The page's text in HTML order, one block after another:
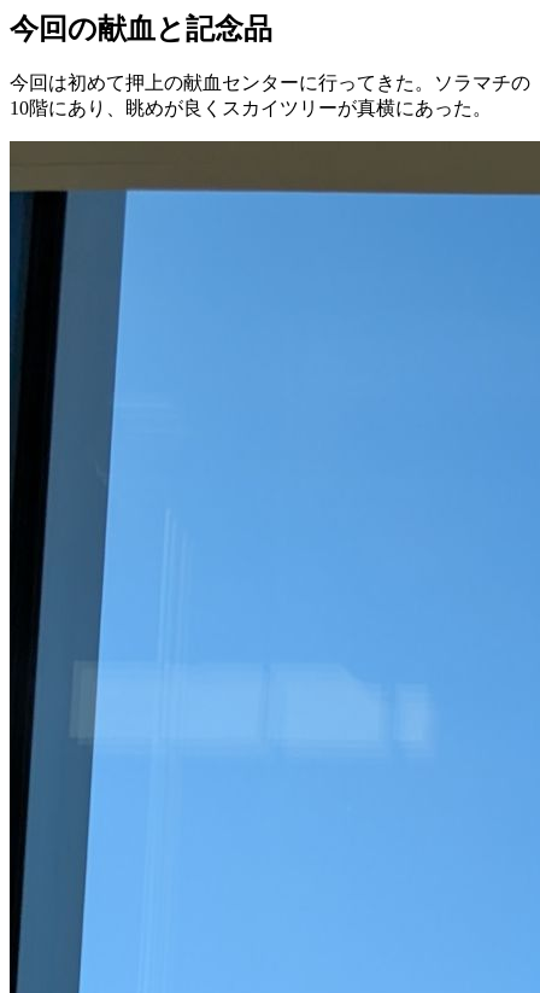
今回の献血と記念品
今回は初めて押上の献血センターに行ってきた。ソラマチの
10階にあり、眺めが良くスカイツリーが真横にあった。